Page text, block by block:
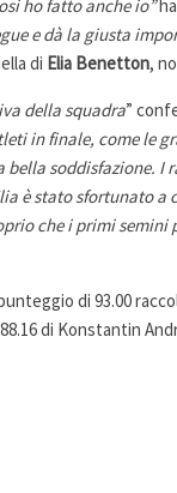
ho fatto anche io”
e dà la giusta
di Elia Benetton,
della squadra”
in finale, come le
bella soddisfazione. I
è stato sfortunato
che i primi
di 93.00
di Konstantin